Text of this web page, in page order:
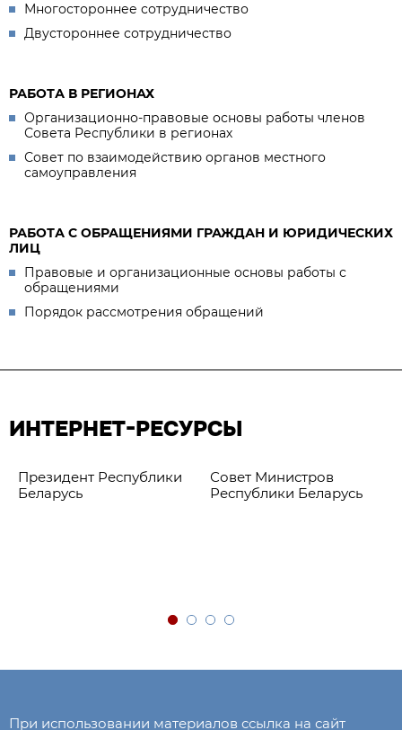
Многостороннее сотрудничество
Двустороннее сотрудничество
РАБОТА В РЕГИОНАХ
Организационно-правовые основы работы членов
Совета Республики в регионах
Совет по взаимодействию органов местного
самоуправления
РАБОТА С ОБРАЩЕНИЯМИ ГРАЖДАН И ЮРИДИЧЕСКИХ
ЛИЦ
Правовые и организационные основы работы с
обращениями
Порядок рассмотрения обращений
ИНТЕРНЕТ-РЕСУРСЫ
Президент Республики
Беларусь
Совет Министров
Республики Беларусь
При использовании материалов ссылка на сайт